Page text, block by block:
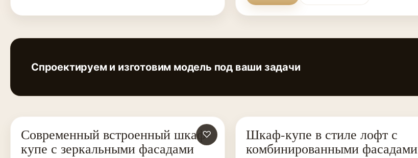
Спроектируем и изготовим модель под ваши задачи
ШКАФЫ-КУПЕ НА ЗАКАЗ ♡
Современный встроенный шкаф-
купе с зеркальными фасадами
ШКАФЫ-КУПЕ НА ЗАКАЗ
Шкаф-купе в стиле лофт с
комбинированными фасадами